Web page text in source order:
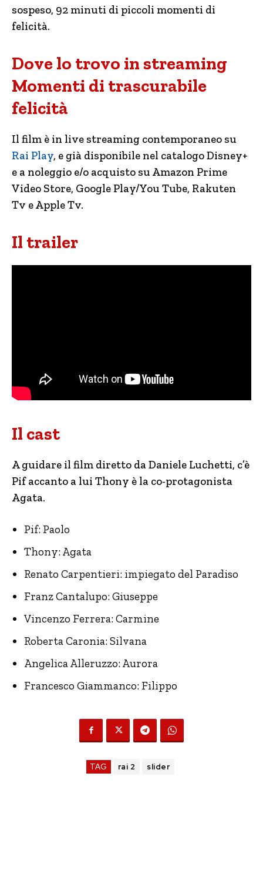
sospeso, 92 minuti di piccoli momenti di
felicità.
Dove lo trovo in streaming
Momenti di trascurabile
felicità
Il film è in live streaming contemporaneo su
Rai Play, e già disponibile nel catalogo Disney+
e a noleggio e/o acquisto su Amazon Prime
Video Store, Google Play/You Tube, Rakuten
Tv e Apple Tv.
Il trailer
Il cast
A guidare il film diretto da Daniele Luchetti, c’è
Pif accanto a lui Thony è la co-protagonista
Agata.
Pif: Paolo
Thony: Agata
Renato Carpentieri: impiegato del Paradiso
Franz Cantalupo: Giuseppe
Vincenzo Ferrera: Carmine
Roberta Caronia: Silvana
Angelica Alleruzzo: Aurora
Francesco Giammanco: Filippo
TAG rai 2 slider